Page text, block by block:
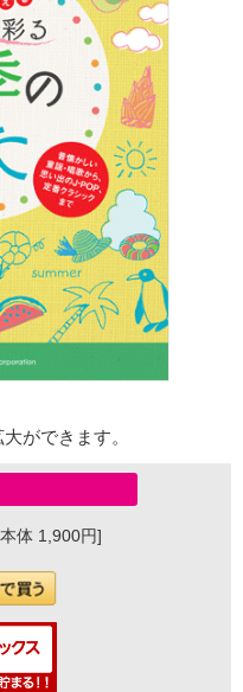
ができます。
体 1,900円]